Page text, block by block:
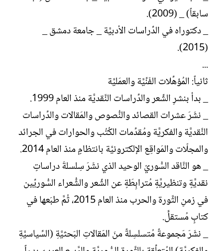
سابقاً) _ (2009).
_ دكتوراه في الدِّراسات الأدبيَّة _ جامعة دمشق _
(2015).
...
ثانياً: المُؤهِّلات الفَنِّيَّة والعمَليَّة
_ بدأ بنشرِ الشِّعر والدِّراسات النَّقديَّة منذ العام 1999.
_ نشَرَ عشرات القصائد والنُّصوص والمَقالات والدِّراسات
النَّقديَّة والفكريَّة ومُقدِّمات الكُتُب والحوارات في الجرائد
والمجلّات والمَواقِع الإلكترونيَّة بانتظامٍ منذ العام 2014.
_ هو النَّاقد السُّوريّ الوحيد الذي نشَرَ سِلسلةَ دراساتٍ
نقديَّةٍ وتنظيريَّةٍ مُترابِطَةٍ عن الشِّعر والشُّعراء السُّوريِّين
في زمنِ الثَّورة والحرب منذ العام 2015، ثُمَّ طبَعها في
كتابٍ مُستقلٍّ.
_ نشَرَ مَجموعةً مُتسلسِلةً منَ المَقالاتِ البَحثيَّةِ (السِّياسيَّةِ